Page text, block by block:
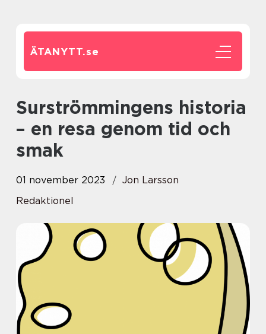
ÄTANYTT.se
Surströmmingens historia
– en resa genom tid och
smak
01 november 2023
Jon Larsson
Redaktionel